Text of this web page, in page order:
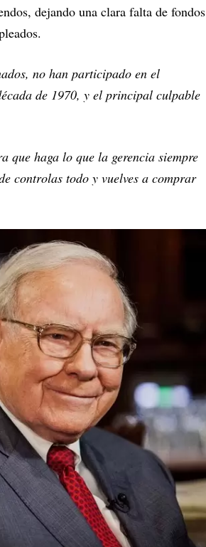
dejando una clara falta de fondos
no han participado en el
de 1970, y el principal culpable
que haga lo que la gerencia siempre
controlas todo y vuelves a comprar